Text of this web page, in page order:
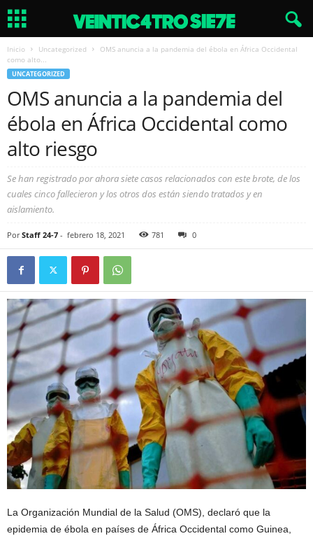
Inicio Uncategorized
OMS anuncia a la pandemia del ébola en África Occidental
como alto...
UNCATEGORIZED
OMS anuncia a la pandemia del
ébola en África Occidental como
alto riesgo
Se han registrado por ahora siete casos relacionados con este brote, de los
cuales cinco fallecieron y los otros dos están siendo tratados y en
aislamiento.
Por Staff 24-7 - febrero 18, 2021 781 0
La Organización Mundial de la Salud (OMS), declaró que la
epidemia de ébola en países de África Occidental como Guinea,